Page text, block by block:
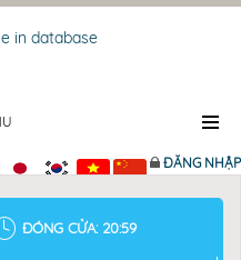
ĐĂNG NHẬP
ĐÓNG CỬA: 20:59